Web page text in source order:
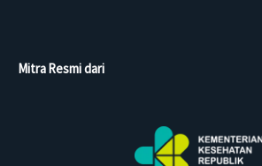
Mitra Resmi dari